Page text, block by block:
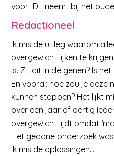
voor. Dit neemt bij het
Redactioneel
Ik mis de uitleg waarom
overgewicht lijken te
is. Zit dit in de genen? Is
En vooral: hoe zou je deze
kunnen stoppen? Het lijkt
over een jaar of dertig
overgewicht lijdt omdat
Het gedane onderzoek
ik mis de oplossingen…